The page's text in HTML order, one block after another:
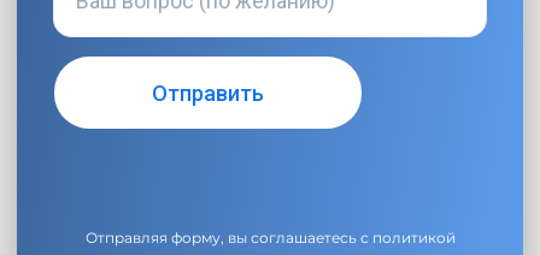
Отправляя форму, вы соглашаетесь с политикой